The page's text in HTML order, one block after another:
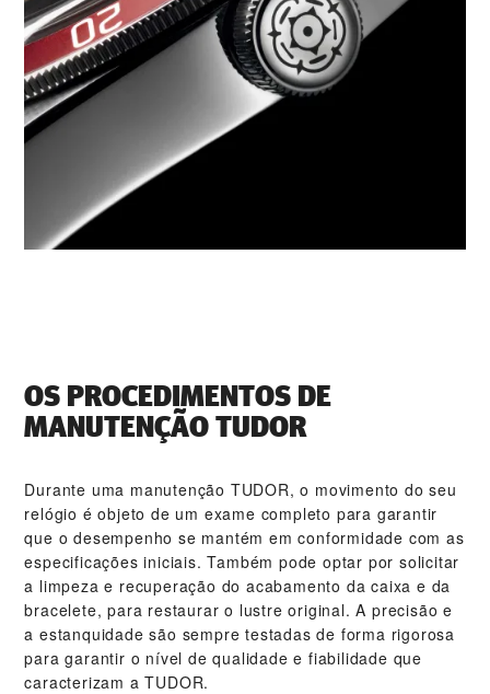
OS PROCEDIMENTOS DE
MANUTENÇÃO TUDOR
Durante uma manutenção TUDOR, o movimento do seu
relógio é objeto de um exame completo para garantir
que o desempenho se mantém em conformidade com as
especificações iniciais. Também pode optar por solicitar
a limpeza e recuperação do acabamento da caixa e da
bracelete, para restaurar o lustre original. A precisão e
a estanquidade são sempre testadas de forma rigorosa
para garantir o nível de qualidade e fiabilidade que
caracterizam a TUDOR.